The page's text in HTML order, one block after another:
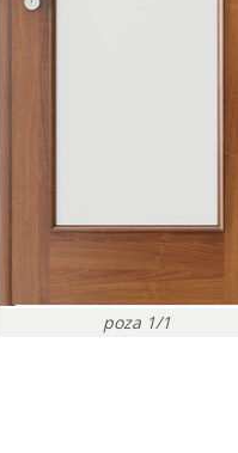
poza 1/1